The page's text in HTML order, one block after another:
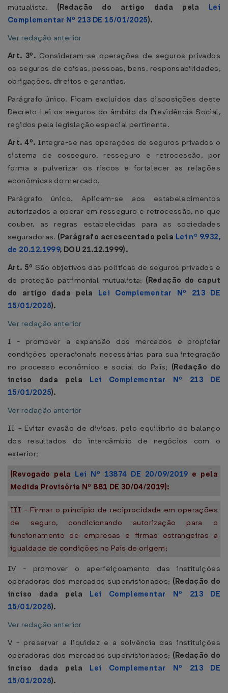
mutualista. (Redação do artigo dada pela Lei
Complementar Nº 213 DE 15/01/2025).
Ver redação anterior
Art. 3º. Consideram-se operações de seguros privados
os seguros de coisas, pessoas, bens, responsabilidades,
obrigações, direitos e garantias.
Parágrafo único. Ficam excluídos das disposições deste
Decreto-Lei os seguros do âmbito da Previdência Social,
regidos pela legislação especial pertinente.
Art. 4º. Integra-se nas operações de seguros privados o
sistema de cosseguro, resseguro e retrocessão, por
forma a pulverizar os riscos e fortalecer as relações
econômicas do mercado.
Parágrafo único. Aplicam-se aos estabelecimentos
autorizados a operar em resseguro e retrocessão, no que
couber, as regras estabelecidas para as sociedades
seguradoras. (Parágrafo acrescentado pela Lei nº 9.932,
de 20.12.1999, DOU 21.12.1999).
Art. 5º São objetivos das políticas de seguros privados e
de proteção patrimonial mutualista: (Redação do caput
do artigo dada pela Lei Complementar Nº 213 DE
15/01/2025).
Ver redação anterior
I - promover a expansão dos mercados e propiciar
condições operacionais necessárias para sua integração
no processo econômico e social do País; (Redação do
inciso dada pela Lei Complementar Nº 213 DE
15/01/2025).
Ver redação anterior
II - Evitar evasão de divisas, pelo equilíbrio do balanço
dos resultados do intercâmbio de negócios com o
exterior;
(Revogado pela Lei Nº 13874 DE 20/09/2019 e pela
Medida Provisória Nº 881 DE 30/04/2019):
III - Firmar o princípio de reciprocidade em operações
de seguro, condicionando autorização para o
funcionamento de empresas e firmas estrangeiras a
igualdade de condições no País de origem;
IV - promover o aperfeiçoamento das instituições
operadoras dos mercados supervisionados; (Redação do
inciso dada pela Lei Complementar Nº 213 DE
15/01/2025).
Ver redação anterior
V - preservar a liquidez e a solvência das instituições
operadoras dos mercados supervisionados; (Redação do
inciso dada pela Lei Complementar Nº 213 DE
15/01/2025).